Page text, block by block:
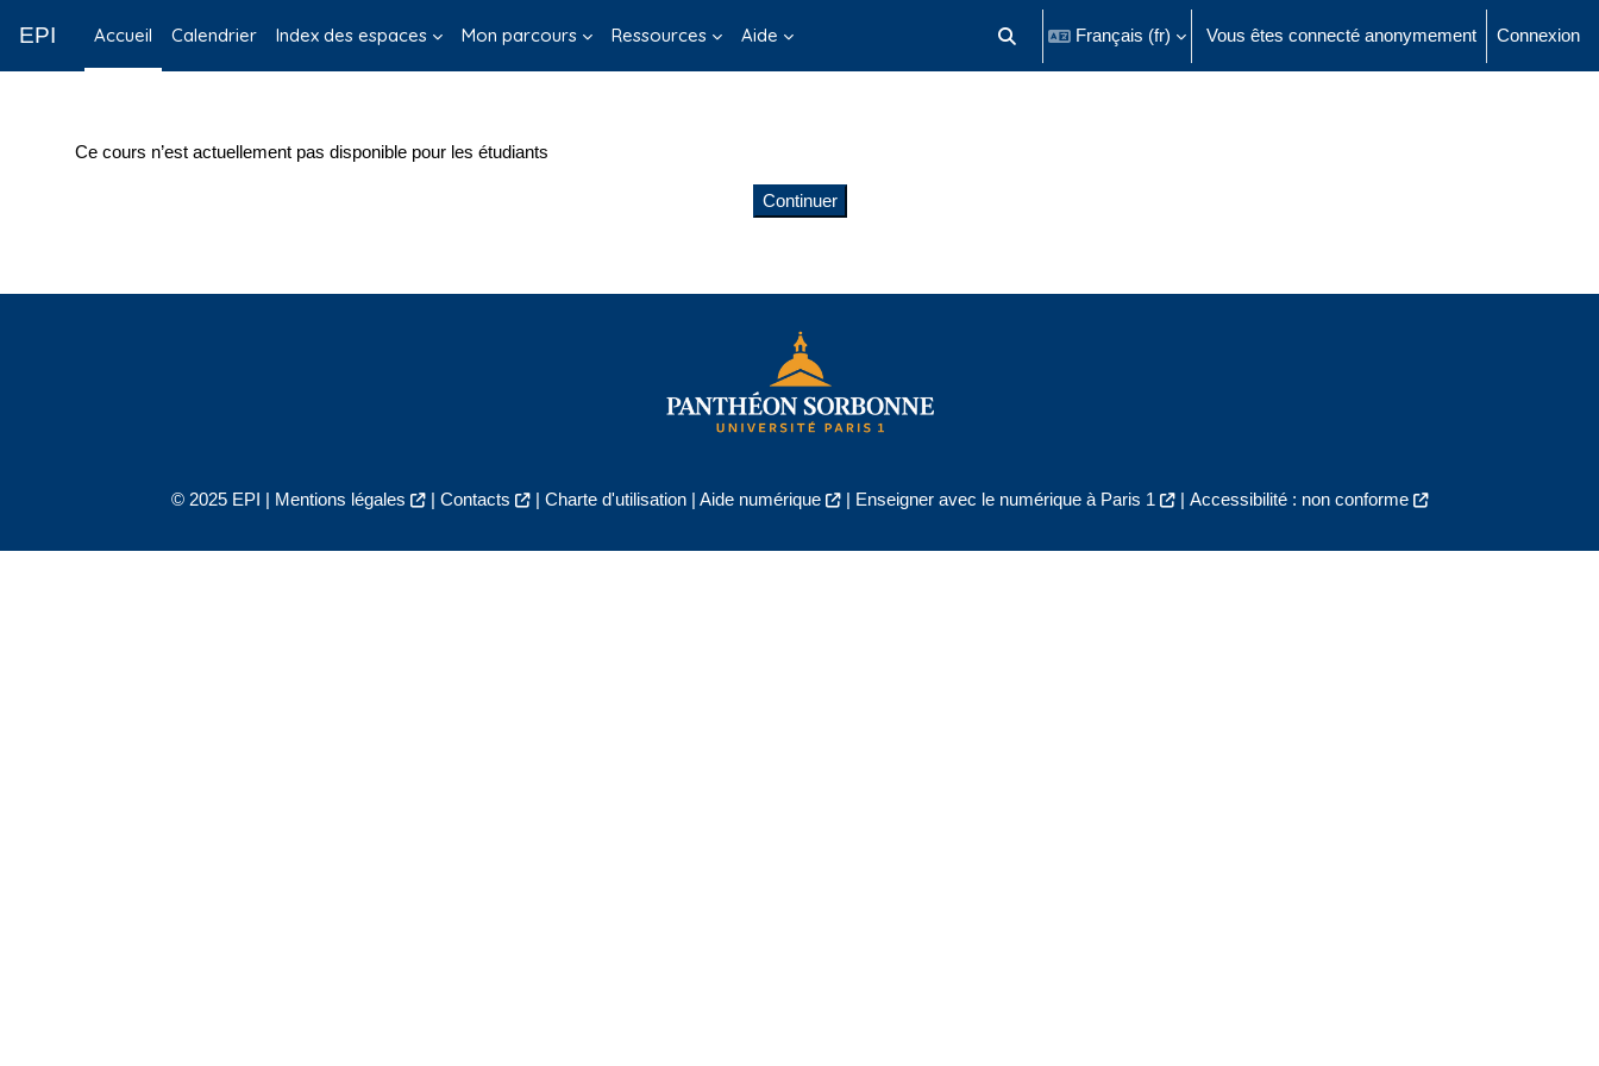
EPI Accueil Calendrier Index des espaces Mon parcours Ressources Aide Activer/désactiver la saisie de recherche
Français ‎(fr)‎ Vous êtes connecté anonymement Connexion
Ce cours n’est actuellement pas disponible pour les étudiants
Continuer
© 2025 EPI | Mentions légales | Contacts | Charte d'utilisation| Aide numérique | Enseigner avec le numérique à Paris 1 | Accessibilité : non conforme